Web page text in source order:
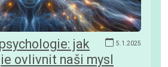
5.1.2025
jak
ovlivnit naši mysl